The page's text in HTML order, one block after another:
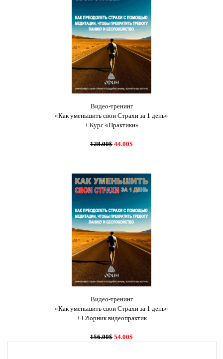
Видео-тренинг
«Как уменьшить свои Страхи за 1 день»
+ Курс «Практики»
128.00$ 44.00$
Видео-тренинг
«Как уменьшить свои Страхи за 1 день»
+ Сборник видеопрактик
156.00$ 54.00$